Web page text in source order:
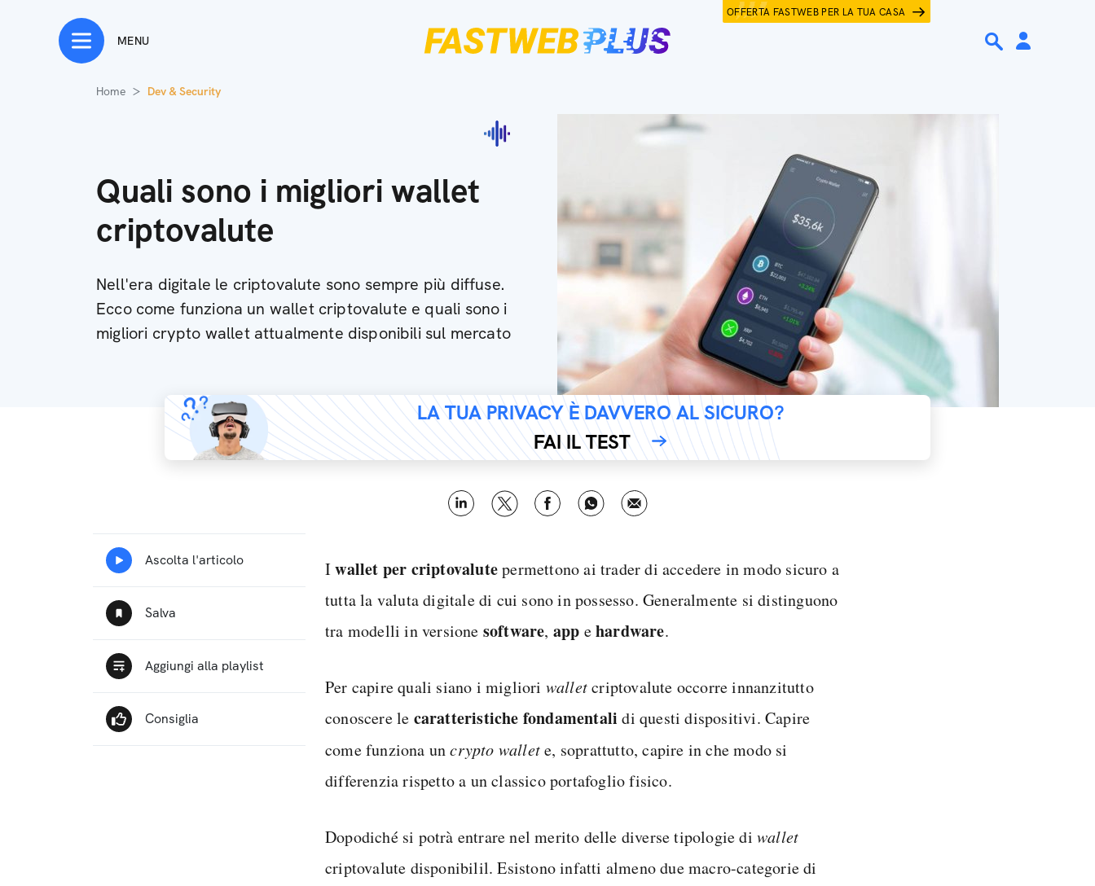
OFFERTA FASTWEB PER LA TUA CASA
MENU
Home Dev & Security
Quali sono i migliori wallet
criptovalute
Nell'era digitale le criptovalute sono sempre più diffuse.
Ecco come funziona un wallet criptovalute e quali sono i
migliori crypto wallet attualmente disponibili sul mercato
LA TUA PRIVACY È DAVVERO AL SICURO?
FAI IL TEST
Iwallet per criptovalutepermettono ai trader di accedere in modo sicuro a
tutta la valuta digitale di cui sono in possesso. Generalmente si distinguono
tra modelli in versione software, app ehardware.
Per capire quali siano i migliori walletcriptovalute occorre innanzitutto
conoscere le caratteristiche fondamentali di questi dispositivi. Capire
come funziona uncrypto wallete, soprattutto, capire in che modo si
differenzia rispetto a un classico portafoglio fisico.
Dopodiché si potrà entrare nel merito delle diverse tipologie di wallet
criptovalute disponibilil. Esistono infatti almeno due macro-categorie di